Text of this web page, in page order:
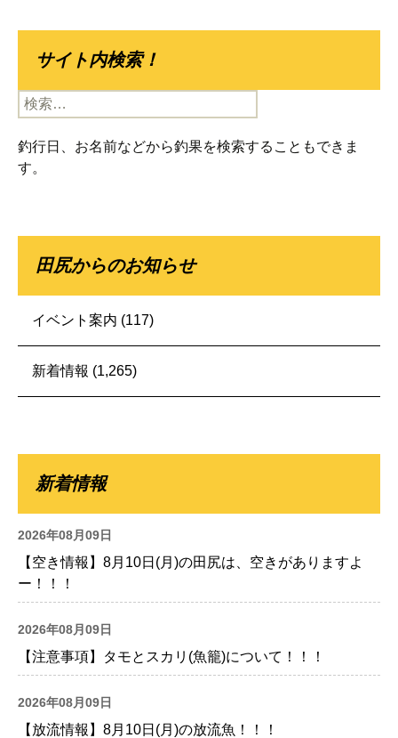
サイト内検索！
検
索:
釣行日、お名前などから釣果を検索することもできま
す。
田尻からのお知らせ
イベント案内 (117)
新着情報 (1,265)
新着情報
2026年08月09日
【空き情報】8月10日(月)の田尻は、空きがありますよ
ー！！！
2026年08月09日
【注意事項】タモとスカリ(魚籠)について！！！
2026年08月09日
【放流情報】8月10日(月)の放流魚！！！